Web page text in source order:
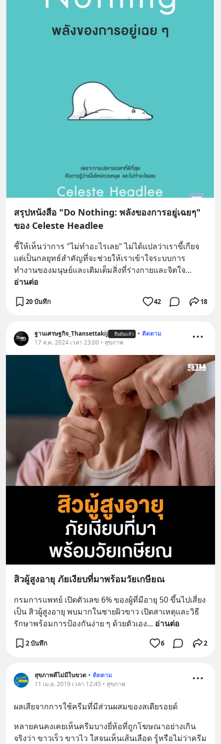
สรุปหนังสือ "Do Nothing: พลังของการอยู่เฉยๆ"
ของ Celeste Headlee
ชี้ให้เห็นว่าการ "ไม่ทำอะไรเลย" ไม่ได้แปลว่าเราขี้เกียจ
แต่เป็นกลยุทธ์สำคัญที่จะช่วยให้เราเข้าใจระบบการ
ทำงานของมนุษย์และเติมเต็มสิ่งที่ร่างกายและจิตใจ
อ่านต่อ
20 บันทึก 42 18
ฐานเศรษฐกิจ_Thansettakij ยืนยันแล้ว • ติดตาม
17 ส.ค. 2024 เวลา 23:00 • สุขภาพ
สิวผู้สูงอายุ ภัยเงียบที่มาพร้อมวัยเกษียณ
กรมการแพทย์ เปิดตัวเลข 6% ของผู้ที่มีอายุ 50 ขึ้นไปเสี่ยง
เป็น สิวผู้สูงอายุ พบมากในชายผิวขาว เปิดสาเหตุและวิธี
รักษาพร้อมการป้องกันง่าย ๆ ด้วยตัวเอง... อ่านต่อ
2 บันทึก 6 2
สุขภาพดีไม่มีในขวด • ติดตาม
11 เม.ย. 2019 เวลา 12:45 • สุขภาพ
ผลเสียจากการใช้ครีมที่มีส่วนผสมของสเตียรอยด์
หลายคนคงเคยเห็นครีมบางยี่ห้อที่ถูกโฆษณาอย่างเกิน
จริงว่า ขาวเร็ว ขาวไว ใสจนเห็นเส้นเลือด รู้หรือไม่ว่าครีม